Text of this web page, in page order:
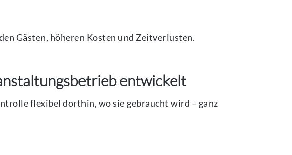
Gästen, höheren Kosten und Zeitverlusten.
entwickelt
flexibel dorthin, wo sie gebraucht wird – ganz